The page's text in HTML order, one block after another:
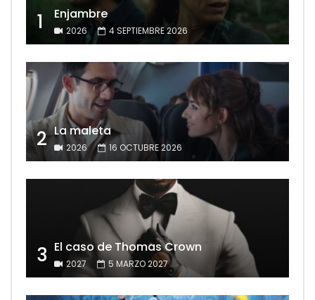
1 Enjambre
2026 4 SEPTIEMBRE 2026
2 La maleta
2026 16 OCTUBRE 2026
3 El caso de Thomas Crown
2027 5 MARZO 2027